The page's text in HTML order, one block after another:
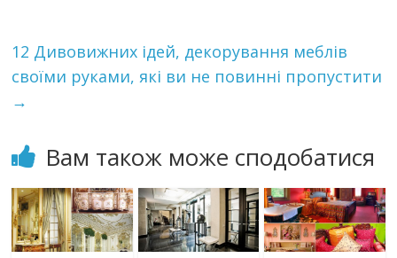
12 Дивовижних ідей, декорування меблів
своїми руками, які ви не повинні пропустити
→
Вам також може сподобатися